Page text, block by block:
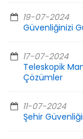
19-07-2024
Güvenliğinizi
17-07-2024
Teleskopik
Çözümler
11-07-2024
Şehir